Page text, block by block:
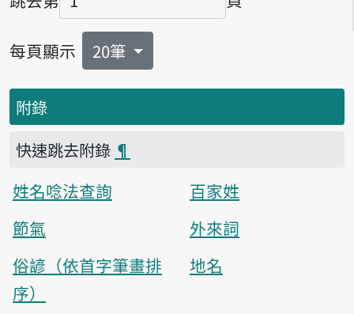
頁碼
每頁顯示 20筆
附錄
快速跳去附錄 ¶
姓名唸法查詢
百家姓
節氣
外來詞
俗諺（依首字筆畫排
序）
地名